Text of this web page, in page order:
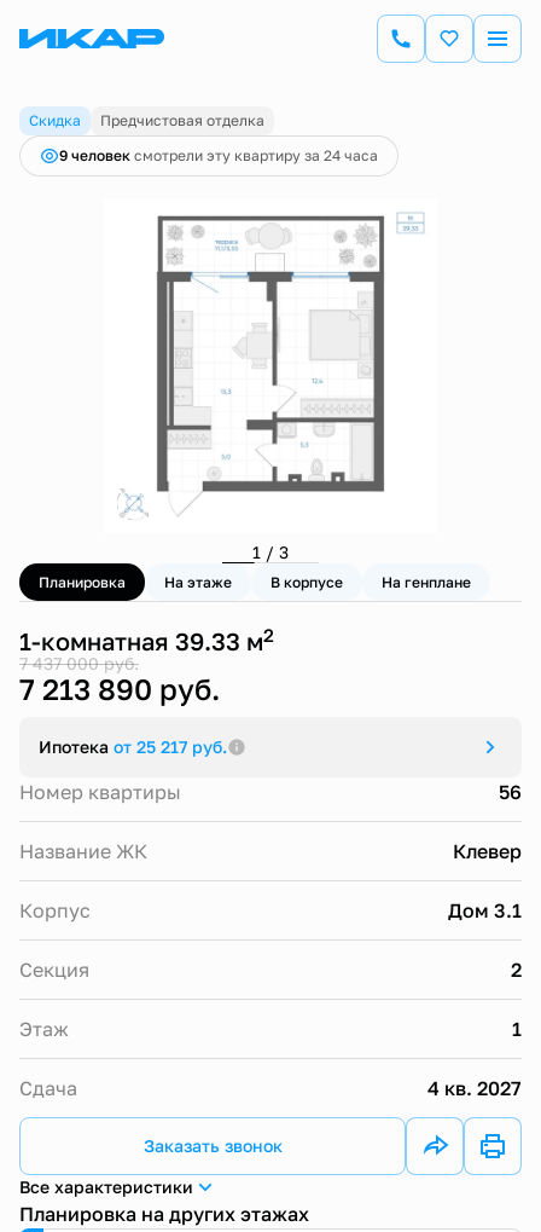
1-комнатная39.33 м
7 437 000 руб.
7 213 890 руб.
Ипотекаот 25 217 руб.
Скидка
Предчистовая отделка
9 человек смотрели эту квартиру за 24 часа
1 / 3
Планировка На этаже В корпусе На генплане
1-комнатная 39.33 м2
7 437 000 руб.
7 213 890 руб.
Ипотека от 25 217 руб.
Номер квартиры 56
Название ЖК Клевер
Корпус Дом 3.1
Секция 2
Этаж 1
Сдача 4 кв. 2027
Заказать звонок
Все характеристики
Планировка на других этажах